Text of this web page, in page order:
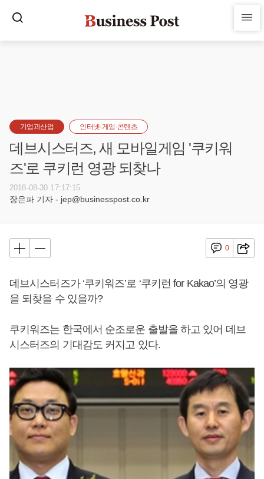
기업과산업 인터넷·게임·콘텐츠
데브시스터즈, 새 모바일게임 '쿠키워
즈'로 쿠키런 영광 되찾나
2018-08-30 17:17:15
장은파 기자 - jep@businesspost.co.kr
0
데브시스터즈가 ‘쿠키워즈’로 ‘쿠키런 for Kakao’의 영광
을 되찾을 수 있을까?
쿠키워즈는 한국에서 순조로운 출발을 하고 있어 데브
시스터즈의 기대감도 커지고 있다.